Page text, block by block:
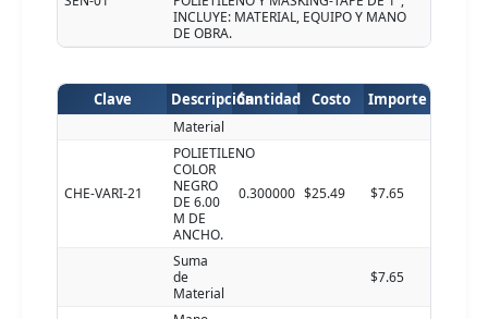
INCLUYE: MATERIAL, EQUIPO Y MANO
DE OBRA.
Clave DescripciónCantidad Costo Importe
Material
CHE-VARI-21
POLIETILENO
COLOR
NEGRO
DE 6.00
M DE
ANCHO.
0.300000 $25.49 $7.65
Suma
de
Material
$7.65